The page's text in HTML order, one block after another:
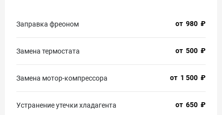
Заправка фреоном от 980 ₽
Замена термостата от 500 ₽
Замена мотор-компрессора от 1 500 ₽
Устранение утечки хладагента от 650 ₽